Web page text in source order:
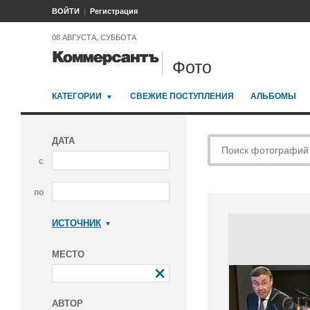
ВОЙТИ Регистрация
08 АВГУСТА, СУББОТА
Фото
КАТЕГОРИИ СВЕЖИЕ ПОСТУПЛЕНИЯ АЛЬБОМЫ
ДАТА
с
по
ИСТОЧНИК
МЕСТО
АВТОР